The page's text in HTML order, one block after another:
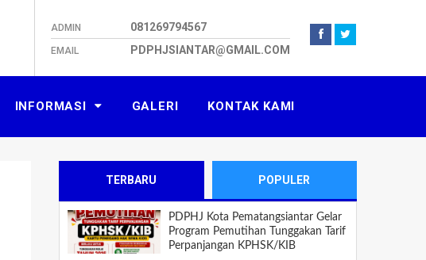
ADMIN 081269794567
EMAIL PDPHJSIANTAR@GMAIL.COM
INFORMASI GALERI KONTAK KAMI
TERBARU POPULER
PDPHJ Kota Pematangsiantar Gelar
Program Pemutihan Tunggakan Tarif
Perpanjangan KPHSK/KIB